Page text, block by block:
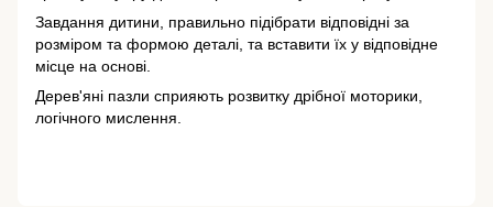
Завдання дитини, правильно підібрати відповідні за
розміром та формою деталі, та вставити їх у відповідне
місце на основі.
Дерев'яні пазли сприяють розвитку дрібної моторики,
логічного мислення.